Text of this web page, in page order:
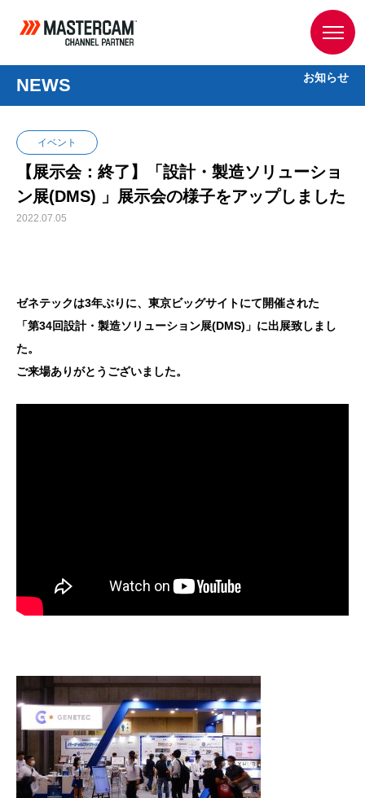
NEWS お知らせ
イベント
【展示会：終了】「設計・製造ソリューショ
ン展(DMS) 」展示会の様子をアップしました
2022.07.05
ゼネテックは3年ぶりに、東京ビッグサイトにて開催された
「第34回設計・製造ソリューション展(DMS)」に出展致しまし
た。
ご来場ありがとうございました。